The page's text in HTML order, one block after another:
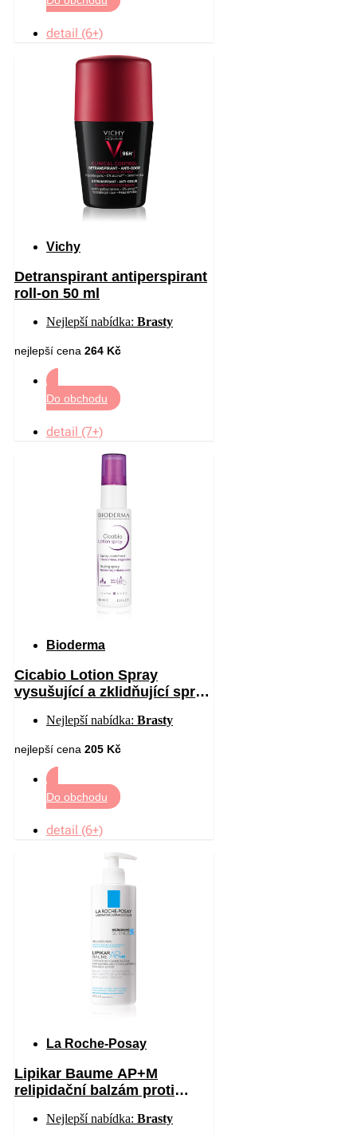
detail (6+)
Vichy
Detranspirant antiperspirant
roll-on 50 ml
Nejlepší nabídka: Brasty
nejlepší cena 264 Kč
Do obchodu
detail (7+)
Bioderma
Cicabio Lotion Spray
vysušující a zklidňující sprej
Nejlepší nabídka: Brasty
nejlepší cena 205 Kč
Do obchodu
detail (6+)
La Roche-Posay
Lipikar Baume AP+M
relipidační balzám proti
pokožky 400 ml
Nejlepší nabídka: Brasty